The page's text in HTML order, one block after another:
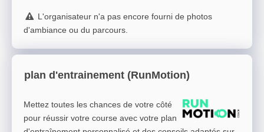
L'organisateur n'a pas encore fourni de photos
d'ambiance ou du parcours.
plan d'entrainement (RunMotion)
Mettez toutes les chances de votre côté
pour réussir votre course avec votre plan